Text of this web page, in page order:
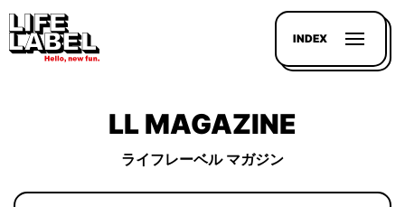
INDEX
LL MAGAZINE
ライフレーベル マガジン